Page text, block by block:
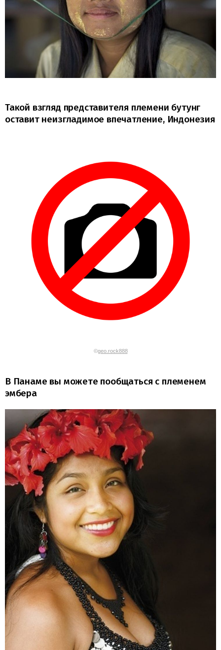
Такой взгляд представителя племени бутунг
оставит неизгладимое впечатление, Индонезия
©geo.rock888
В Панаме вы можете пообщаться с племенем
эмбера